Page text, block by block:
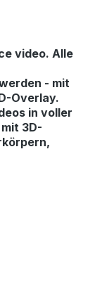
video. Alle
- mit
Overlay.
in voller
3D-